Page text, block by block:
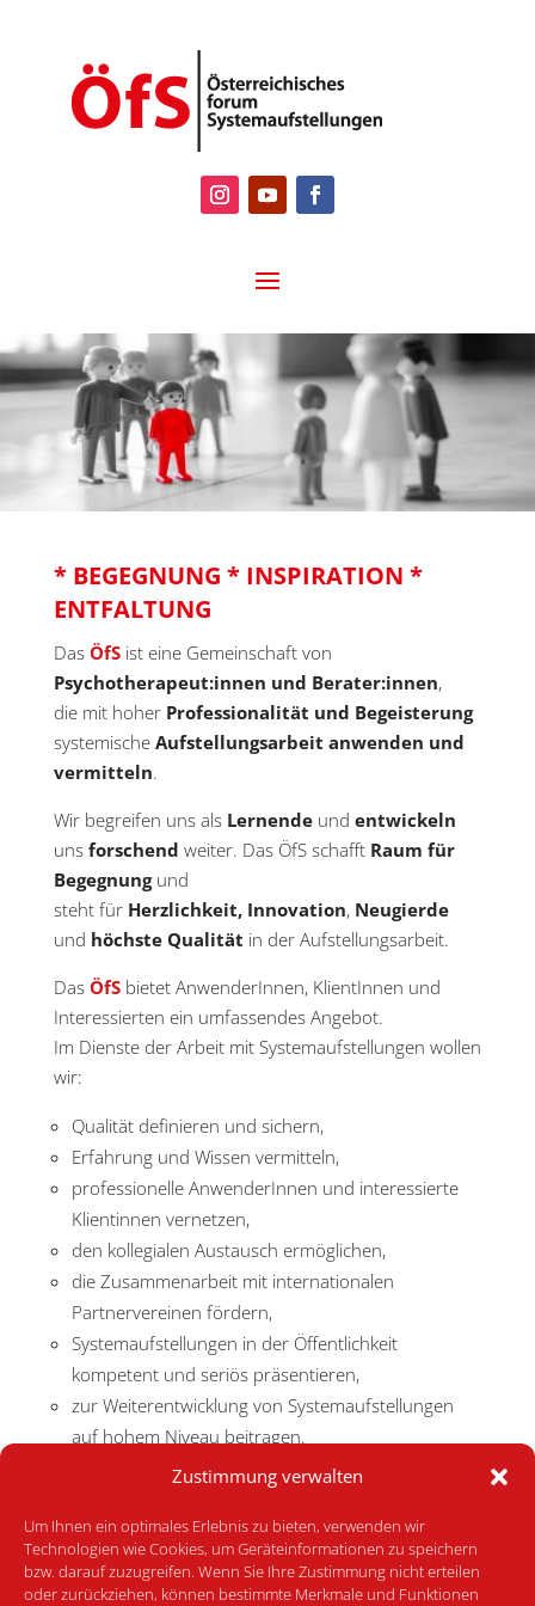
Zustimmung verwalten
Um Ihnen ein optimales Erlebnis zu bieten, verwenden wir
Technologien wie Cookies, um Geräteinformationen zu speichern
bzw. darauf zuzugreifen. Wenn Sie Ihre Zustimmung nicht erteilen
oder zurückziehen, können bestimmte Merkmale und Funktionen
* BEGEGNUNG * INSPIRATION *
ENTFALTUNG
Das ÖfSist eine Gemeinschaft von
Psychotherapeut:innen und Berater:innen,
die mit hoher Professionalität und Begeisterung
systemische Aufstellungsarbeit anwenden und
vermitteln.
Wir begreifen uns als Lernendeund entwickeln
uns forschend weiter. Das ÖfS schafft Raum für
Begegnungund
steht für Herzlichkeit, Innovation, Neugierde
und höchste Qualität in der Aufstellungsarbeit.
Das ÖfSbietet AnwenderInnen, KlientInnen und
Interessierten ein umfassendes Angebot.
Im Dienste der Arbeit mit Systemaufstellungen wollen
wir:
Qualität definieren und sichern,
Erfahrung und Wissen vermitteln,
professionelle AnwenderInnen und interessierte
Klientinnen vernetzen,
den kollegialen Austausch ermöglichen,
die Zusammenarbeit mit internationalen
Partnervereinen fördern,
Systemaufstellungen in der Öffentlichkeit
kompetent und seriös präsentieren,
zur Weiterentwicklung von Systemaufstellungen
auf hohem Niveau beitragen.
Lesen Sie mehr zu…
Geschichte
Vorstand
Ombudsstelle